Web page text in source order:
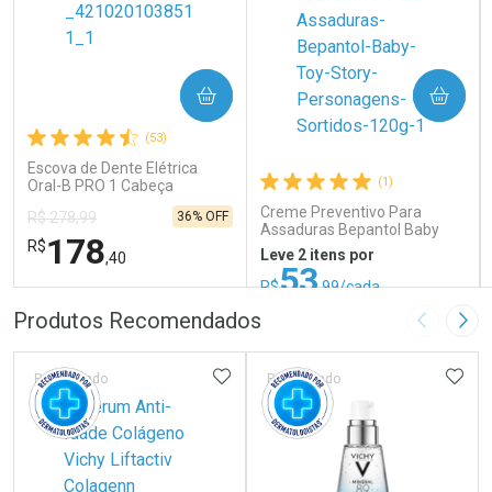
(53)
Escova de Dente Elétrica
Oral-B PRO 1 Cabeça
Redonda Recarregável 1
Unidade
R$ 278,99
R$178,40
36% OFF
COMPRAR
FECHAR
FECHAR
Por Menos
(1)
Creme Preventivo Para
Assaduras Bepantol Baby
Toy Story Personagens
Sortidos 120g
Leve 2 itens por
R$53,99/cada
COMPRAR
Por Menos
Produtos Recomendados Imagem
Patrocinado ADICIONAR AOS FAVORITOS
Patrocinado